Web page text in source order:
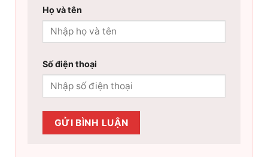
Họ và tên
Số điện thoại